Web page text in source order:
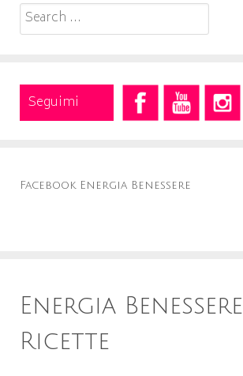
Search
for:
Seguimi
Facebook Energia Benessere
Energia Benessere
Ricette